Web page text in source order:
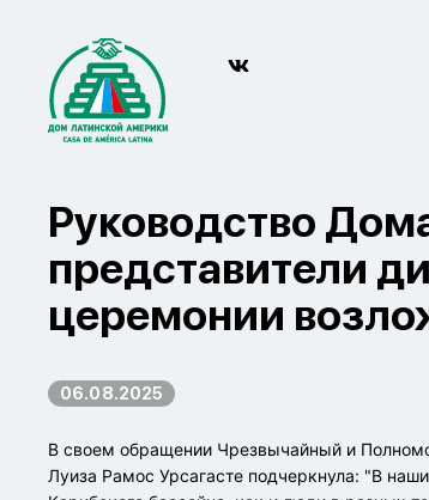
Руководство
представители
церемонии
06.08.2025
В своем обращении Чрезвычайный и
Луиза Рамос Урсагасте подчеркнула: "В